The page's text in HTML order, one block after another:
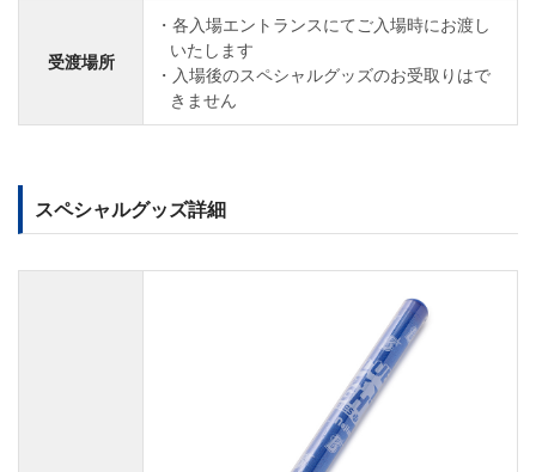
受渡場所
各入場エントランスにてご入場時にお渡し
いたします
入場後のスペシャルグッズのお受取りはで
きません
スペシャルグッズ詳細